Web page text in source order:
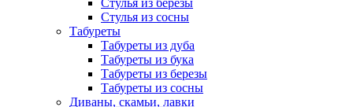
Стулья из березы
Стулья из сосны
Табуреты
Табуреты из дуба
Табуреты из бука
Табуреты из березы
Табуреты из сосны
Диваны, скамьи, лавки